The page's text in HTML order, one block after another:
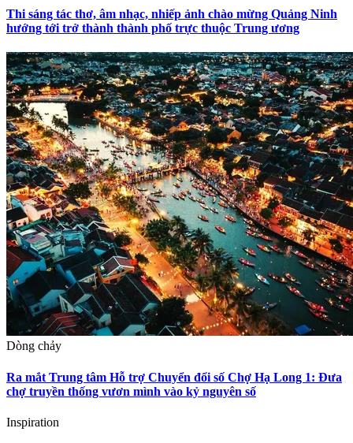
Thi sáng tác thơ, âm nhạc, nhiếp ảnh chào mừng Quảng Ninh
hướng tới trở thành thành phố trực thuộc Trung ương
Dòng chảy
Ra mắt Trung tâm Hỗ trợ Chuyển đổi số Chợ Hạ Long 1: Đưa
chợ truyền thống vươn mình vào kỷ nguyên số
Inspiration